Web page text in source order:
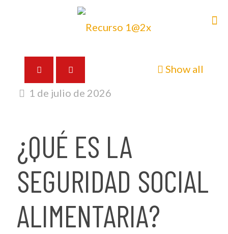
Show all
1 de julio de 2026
¿QUÉ ES LA
SEGURIDAD SOCIAL
ALIMENTARIA?